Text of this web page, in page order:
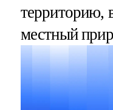
территорию,
местный